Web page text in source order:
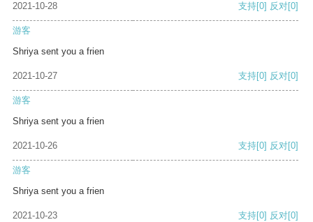
2021-10-28 支持[0] 反对[0]
游客
Shriya sent you a frien
2021-10-27 支持[0] 反对[0]
游客
Shriya sent you a frien
2021-10-26 支持[0] 反对[0]
游客
Shriya sent you a frien
2021-10-23 支持[0] 反对[0]